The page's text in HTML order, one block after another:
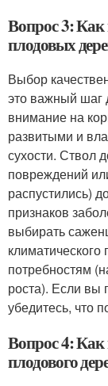
Вопрос 3:
плодовых
Выбор
это важный шаг
внимание на
развитыми и
сухости. Ствол
повреждений
распустились)
признаков
выбирать
потребностям
роста). Если вы
убедитесь, что
Вопрос 4: Как
плодового